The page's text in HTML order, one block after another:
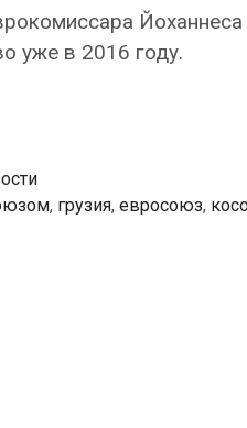
уже в 2016 году.
, грузия, евросоюз,